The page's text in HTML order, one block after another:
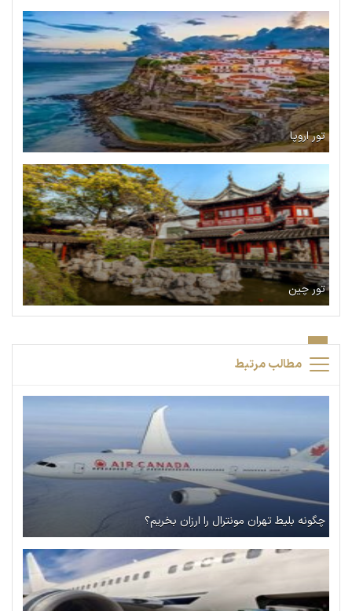
تور اروپا
تور چین
مطالب مرتبط
چگونه بلیط تهران مونترال را ارزان بخریم؟